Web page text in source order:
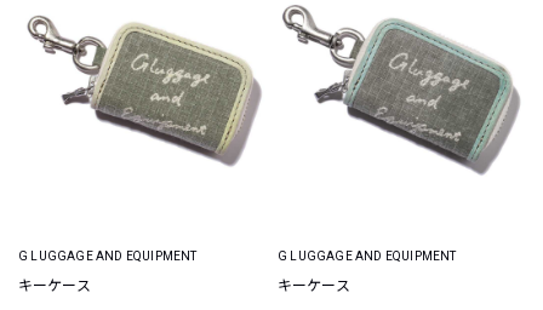
G LUGGAGE AND EQUIPMENT
キーケース
G LUGGAGE AND EQUIPMENT
キーケース